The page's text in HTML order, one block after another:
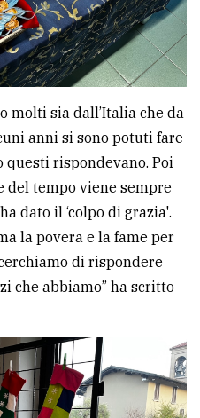
molti sia dall’Italia che da
anni si sono potuti fare
rispondevano. Poi
del tempo viene sempre
dato il ‘colpo di grazia'.
la povera e la fame per
di rispondere
che abbiamo” ha scritto